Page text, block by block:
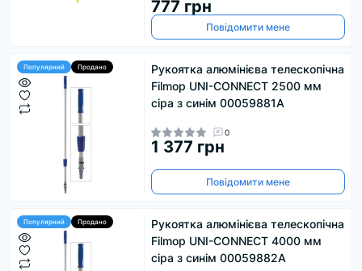
777 грн
Повідомити мене
Популярний Продано
Рукоятка алюмінієва телескопічна
Filmop UNI-CONNECT 2500 мм
сіра з синім 00059881A
0
1 377 грн
Повідомити мене
Популярний Продано
Рукоятка алюмінієва телескопічна
Filmop UNI-CONNECT 4000 мм
сіра з синім 00059882A